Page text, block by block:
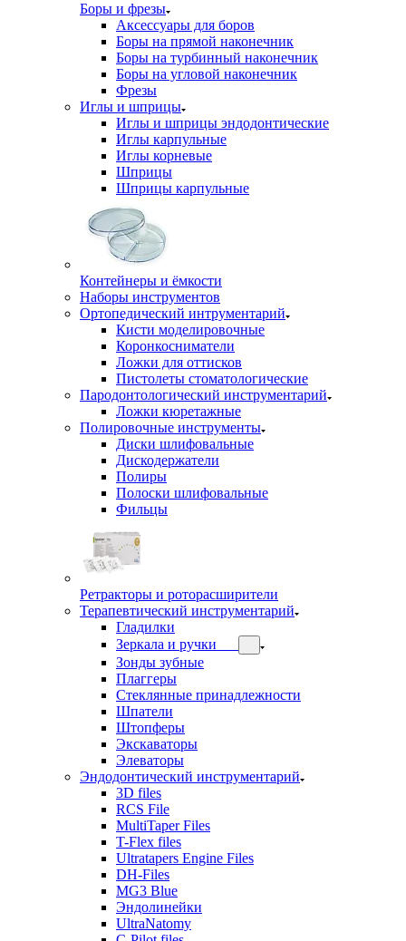
Боры и фрезы
Аксессуары для боров
Боры на прямой наконечник
Боры на турбинный наконечник
Боры на угловой наконечник
Фрезы
Иглы и шприцы
Иглы и шприцы эндодонтические
Иглы карпульные
Иглы корневые
Шприцы
Шприцы карпульные
Контейнеры и ёмкости
Наборы инструментов
Ортопедический интрументарий
Кисти моделировочные
Коронкосниматели
Ложки для оттисков
Пистолеты стоматологические
Пародонтологический инструментарий
Ложки кюретажные
Полировочные инструменты
Диски шлифовальные
Дискодержатели
Полиры
Полоски шлифовальные
Фильцы
Ретракторы и роторасширители
Терапевтический инструментарий
Гладилки
Зеркала и ручки
Зонды зубные
Плаггеры
Стеклянные принадлежности
Шпатели
Штопферы
Экскаваторы
Элеваторы
Эндодонтический инструментарий
3D files
RCS File
MultiTaper Files
T-Flex files
Ultratapers Engine Files
DH-Files
MG3 Blue
Эндолинейки
UltraNatomy